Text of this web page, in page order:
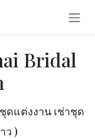
Bridal
ดแต่งงาน เช่าชุด
ว )